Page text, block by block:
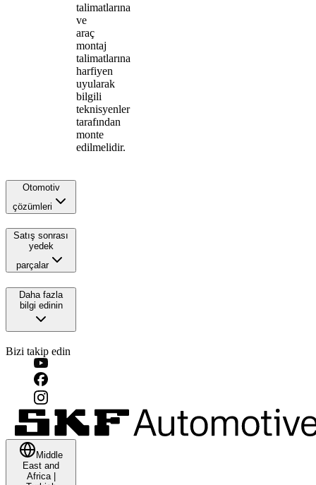
talimatlarına
ve
araç
montaj
talimatlarına
harfiyen
uyularak
bilgili
teknisyenler
tarafından
monte
edilmelidir.
Otomotiv
çözümleri
Satış sonrası
yedek
parçalar
Daha fazla
bilgi edinin
Bizi takip edin
Middle
East and
Africa|